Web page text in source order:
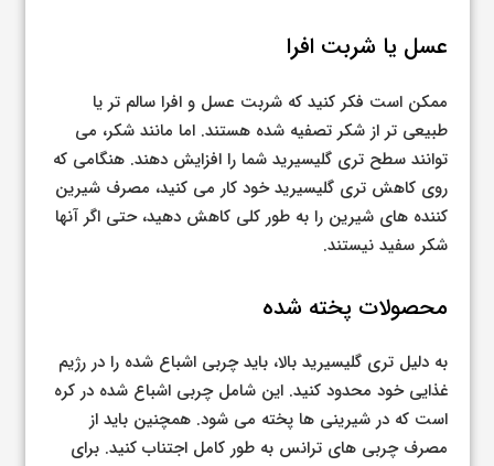
عسل یا شربت افرا
ممکن است فکر کنید که شربت عسل و افرا سالم تر یا
طبیعی تر از شکر تصفیه شده هستند. اما مانند شکر، می
توانند سطح تری گلیسیرید شما را افزایش دهند. هنگامی که
روی کاهش تری گلیسیرید خود کار می کنید، مصرف شیرین
کننده های شیرین را به طور کلی کاهش دهید، حتی اگر آنها
شکر سفید نیستند.
محصولات پخته شده
به دلیل تری گلیسیرید بالا، باید چربی اشباع شده را در رژیم
غذایی خود محدود کنید. این شامل چربی اشباع شده در کره
است که در شیرینی ها پخته می شود. همچنین باید از
مصرف چربی های ترانس به طور کامل اجتناب کنید. برای